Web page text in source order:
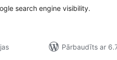
search engine visibility.
Pārbaudīts ar